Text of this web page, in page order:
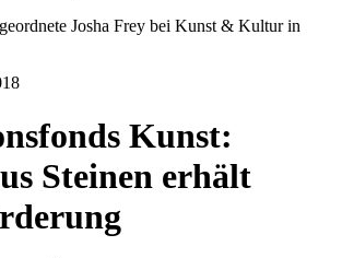
Josha Frey bei Kunst & Kultur in
Kunst:
Steinen erhält